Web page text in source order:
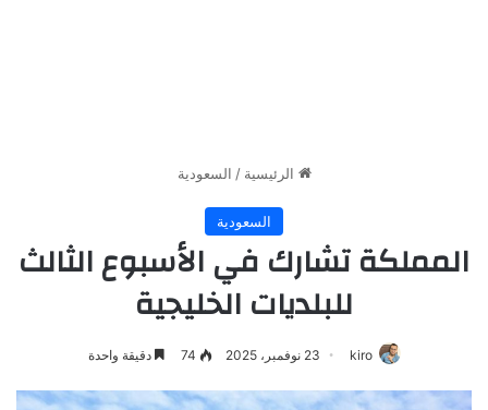
الرئيسية / السعودية
السعودية
المملكة تشارك في الأسبوع الثالث
للبلديات الخليجية
kiro 23 نوفمبر، 2025 74 دقيقة واحدة